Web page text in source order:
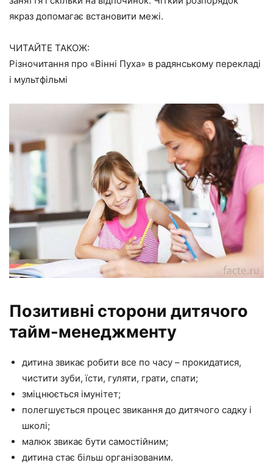
якраз допомагає встановити межі.
ЧИТАЙТЕ ТАКОЖ:
Різночитання про «Вінні Пуха» в радянському перекладі
і мультфільмі
Позитивні сторони дитячого
тайм-менеджменту
дитина звикає робити все по часу – прокидатися,
чистити зуби, їсти, гуляти, грати, спати;
зміцнюється імунітет;
полегшується процес звикання до дитячого садку і
школі;
малюк звикає бути самостійним;
дитина стає більш організованим.